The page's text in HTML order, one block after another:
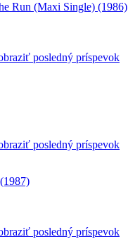
Run (Maxi Single) (1986)
posledný príspevok
posledný príspevok
posledný príspevok